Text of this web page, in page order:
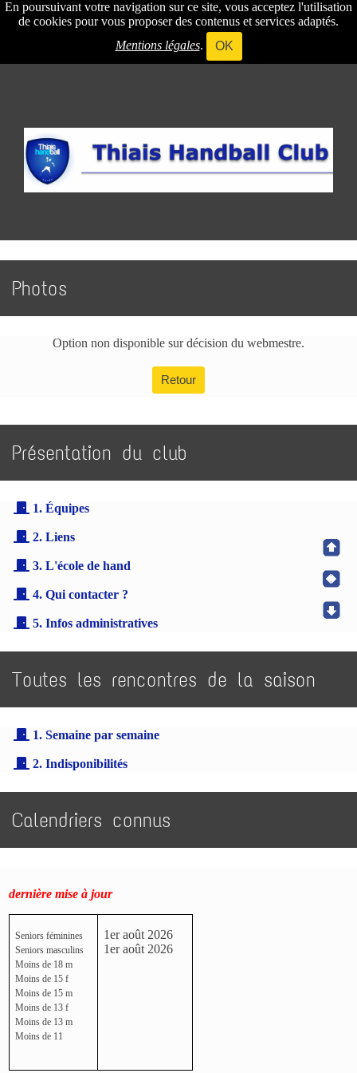
En poursuivant votre navigation sur ce site, vous acceptez l'utilisation
de cookies pour vous proposer des contenus et services adaptés.
Mentions légales. OK
Photos
Option non disponible sur décision du webmestre.
Retour
Présentation du club
1. Équipes
2. Liens
3. L'école de hand
4. Qui contacter ?
5. Infos administratives
Toutes les rencontres de la saison
1. Semaine par semaine
2. Indisponibilités
Calendriers connus
dernière mise à jour
Seniors féminines
Seniors masculins
Moins de 18 m
Moins de 15 f
Moins de 15 m
Moins de 13 f
Moins de 13 m
Moins de 11
1er août 2026
1er août 2026